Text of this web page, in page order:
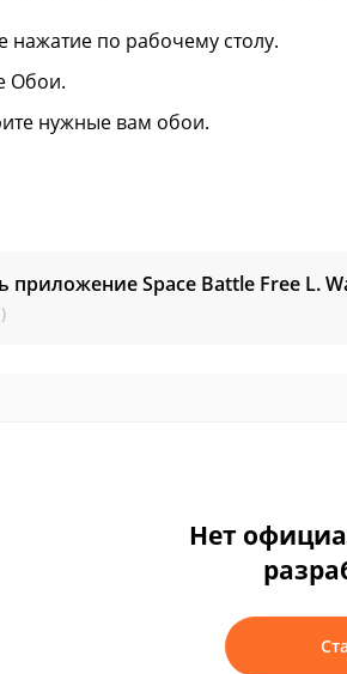
нажатие по рабочему столу.
Обои.
нужные вам обои.
приложение Space Battle Free L.
Нет